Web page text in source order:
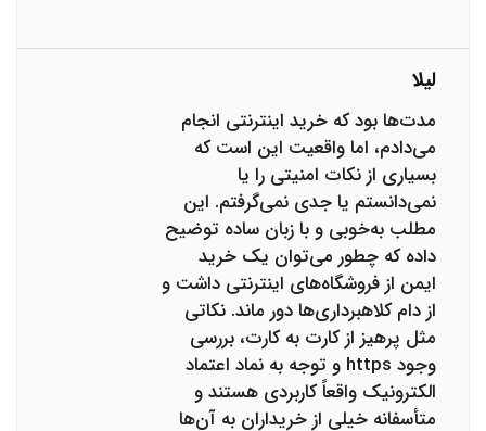
لیلا
مدت‌ها بود که خرید اینترنتی انجام
می‌دادم، اما واقعیت این است که
بسیاری از نکات امنیتی را یا
نمی‌دانستم یا جدی نمی‌گرفتم. این
مطلب به‌خوبی و با زبان ساده توضیح
داده که چطور می‌توان یک خرید
ایمن از فروشگاه‌های اینترنتی داشت و
از دام کلاهبرداری‌ها دور ماند. نکاتی
مثل پرهیز از کارت به کارت، بررسی
وجود https و توجه به نماد اعتماد
الکترونیک واقعاً کاربردی هستند و
متأسفانه خیلی از خریداران به آن‌ها